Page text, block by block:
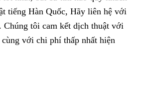
tiếng Hàn Quốc, Hãy liên hệ với
Chúng tôi cam kết dịch thuật với
với chi phí thấp nhất hiện